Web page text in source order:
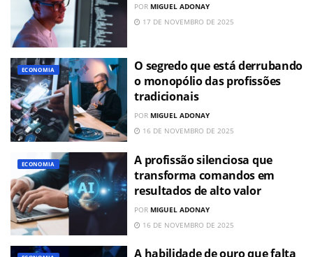
POR MIGUEL ADONAY
17 DE NOVEMBRO DE 2025
ECONOMIA
O segredo que está derrubando
o monopólio das profissões
tradicionais
POR MIGUEL ADONAY
16 DE NOVEMBRO DE 2025
ECONOMIA
A profissão silenciosa que
transforma comandos em
resultados de alto valor
POR MIGUEL ADONAY
16 DE NOVEMBRO DE 2025
A habilidade de ouro que falta